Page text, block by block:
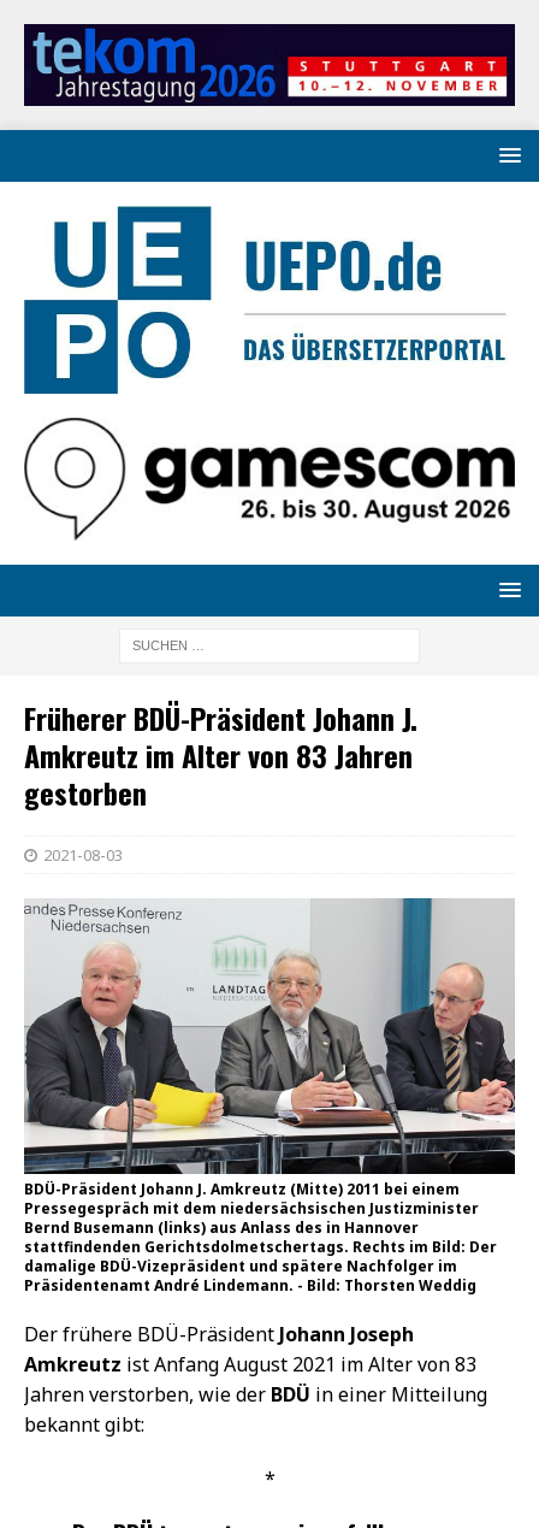
Früherer BDÜ-Präsident Johann J.
Amkreutz im Alter von 83 Jahren
gestorben
2021-08-03
BDÜ-Präsident Johann J. Amkreutz (Mitte) 2011 bei einem
Pressegespräch mit dem niedersächsischen Justizminister
Bernd Busemann (links) aus Anlass des in Hannover
stattfindenden Gerichtsdolmetschertags. Rechts im Bild: Der
damalige BDÜ-Vizepräsident und spätere Nachfolger im
Präsidentenamt André Lindemann. - Bild: Thorsten Weddig
Der frühere BDÜ-Präsident Johann Joseph
Amkreutz ist Anfang August 2021 im Alter von 83
Jahren verstorben, wie der BDÜ in einer Mitteilung
bekannt gibt:
*